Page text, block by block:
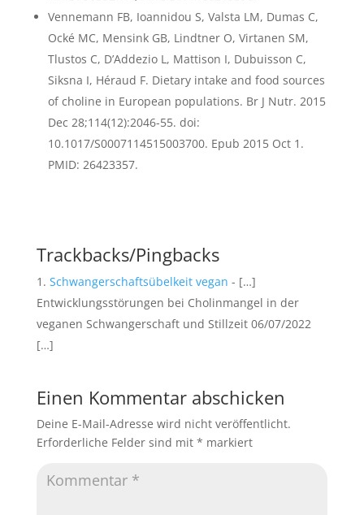
Vennemann FB, Ioannidou S, Valsta LM, Dumas C,
Ocké MC, Mensink GB, Lindtner O, Virtanen SM,
Tlustos C, D’Addezio L, Mattison I, Dubuisson C,
Siksna I, Héraud F. Dietary intake and food sources
of choline in European populations. Br J Nutr. 2015
Dec 28;114(12):2046-55. doi:
10.1017/S0007114515003700. Epub 2015 Oct 1.
PMID: 26423357.
Trackbacks/Pingbacks
Schwangerschaftsübelkeit vegan - […]
Entwicklungsstörungen bei Cholinmangel in der
veganen Schwangerschaft und Stillzeit 06/07/2022
[…]
Einen Kommentar abschicken
Deine E-Mail-Adresse wird nicht veröffentlicht.
Erforderliche Felder sind mit * markiert